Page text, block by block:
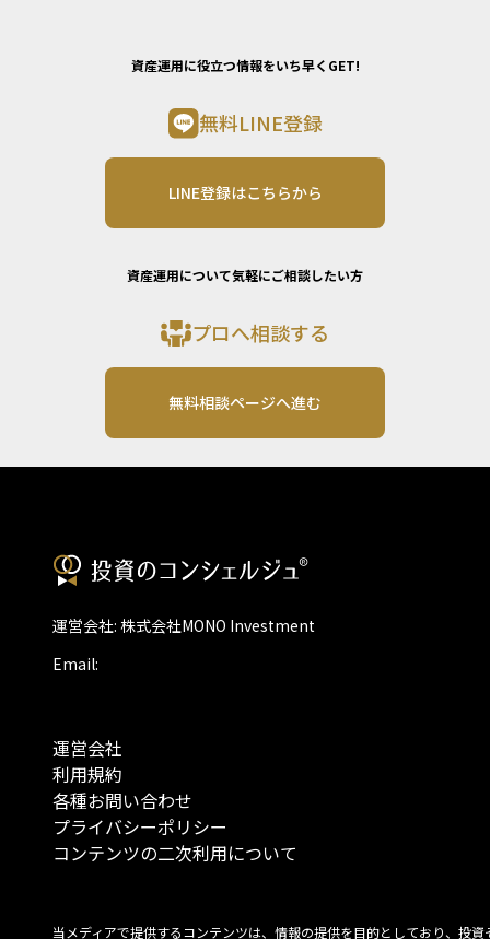
資産運用に役立つ情報をいち早くGET!
無料LINE登録
LINE登録はこちらから
資産運用について気軽にご相談したい方
プロへ相談する
無料相談ページへ進む
運営会社: 株式会社MONO Investment
Email:
運営会社
利用規約
各種お問い合わせ
プライバシーポリシー
コンテンツの二次利用について
当メディアで提供するコンテンツは、情報の提供を目的としており、投資